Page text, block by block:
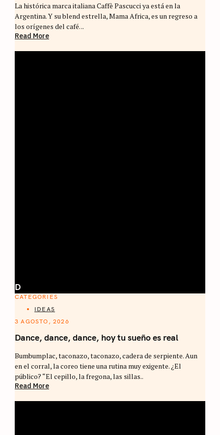
La histórica marca italiana Caffè Pascucci ya está en la
Argentina. Y su blend estrella, Mama Africa, es un regreso a
los orígenes del café. ..
Read More
D
CATEGORIES
IDEAS
3 AGOSTO, 2026
Dance, dance, dance, hoy tu sueño es real
Bumbumplac, taconazo, taconazo, cadera de serpiente. Aun
en el corral, la coreo tiene una rutina muy exigente. ¿El
público? “El cepillo, la fregona, las sillas..
Read More